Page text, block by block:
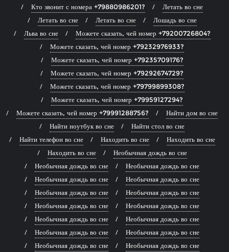
Кто звонит с номера +79880986201?
Летать во сне
Летать во сне
Летать во сне
Лошадь во сне
Льва во сне
Можете сказать, чей номер +79200726804?
Можете сказать, чей номер +79232976933?
Можете сказать, чей номер +79235709176?
Можете сказать, чей номер +79292674729?
Можете сказать, чей номер +79799899308?
Можете сказать, чей номер +79959127294?
Можете сказать, чей номер +79991288756?
Найти дом во сне
Найти ноутбук во сне
Найти стол во сне
Найти телефон во сне
Находить во сне
Находить во сне
Находить во сне
Необычная дождь во сне
Необычная дождь во сне
Необычная дождь во сне
Необычная дождь во сне
Необычная дождь во сне
Необычная дождь во сне
Необычная дождь во сне
Необычная дождь во сне
Необычная дождь во сне
Необычная дождь во сне
Необычная дождь во сне
Необычная дождь во сне
Необычная дождь во сне
Необычная дождь во сне
Необычная дождь во сне